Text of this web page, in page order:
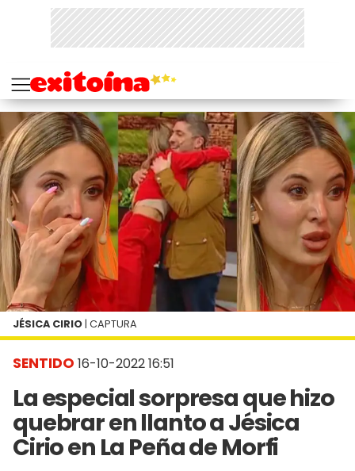
SENTIDO 16-10-2022 16:51
La especial sorpresa que hizo
quebrar en llanto a Jésica
Cirio en La Peña de Morfi
JÉSICA CIRIO | CAPTURA